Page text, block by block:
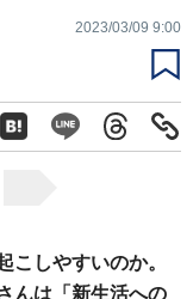
2023/03/09 9:00
こしやすいのか。
んは「新生活への